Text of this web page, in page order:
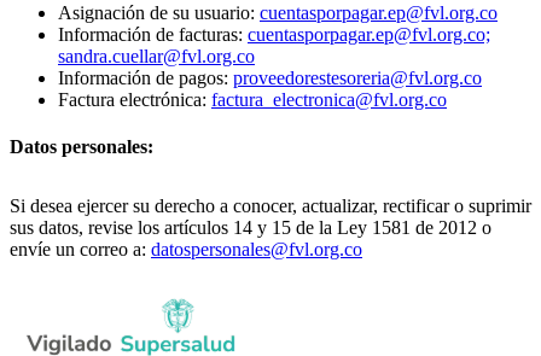
Asignación de su usuario: cuentasporpagar.ep@fvl.org.co
Información de facturas: cuentasporpagar.ep@fvl.org.co;
sandra.cuellar@fvl.org.co
Información de pagos: proveedorestesoreria@fvl.org.co
Factura electrónica: factura_electronica@fvl.org.co
Datos personales:
Si desea ejercer su derecho a conocer, actualizar, rectificar o suprimir
sus datos, revise los artículos 14 y 15 de la Ley 1581 de 2012 o
envíe un correo a: datospersonales@fvl.org.co